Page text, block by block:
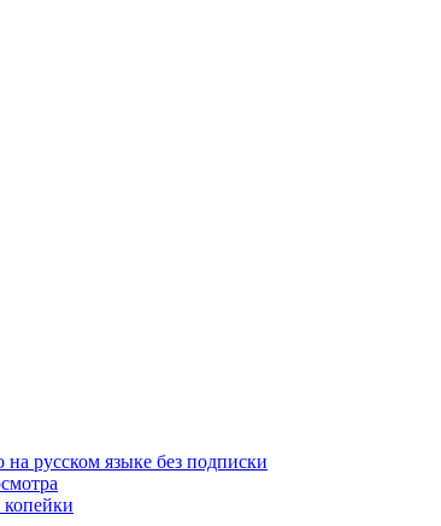
русском языке без подписки